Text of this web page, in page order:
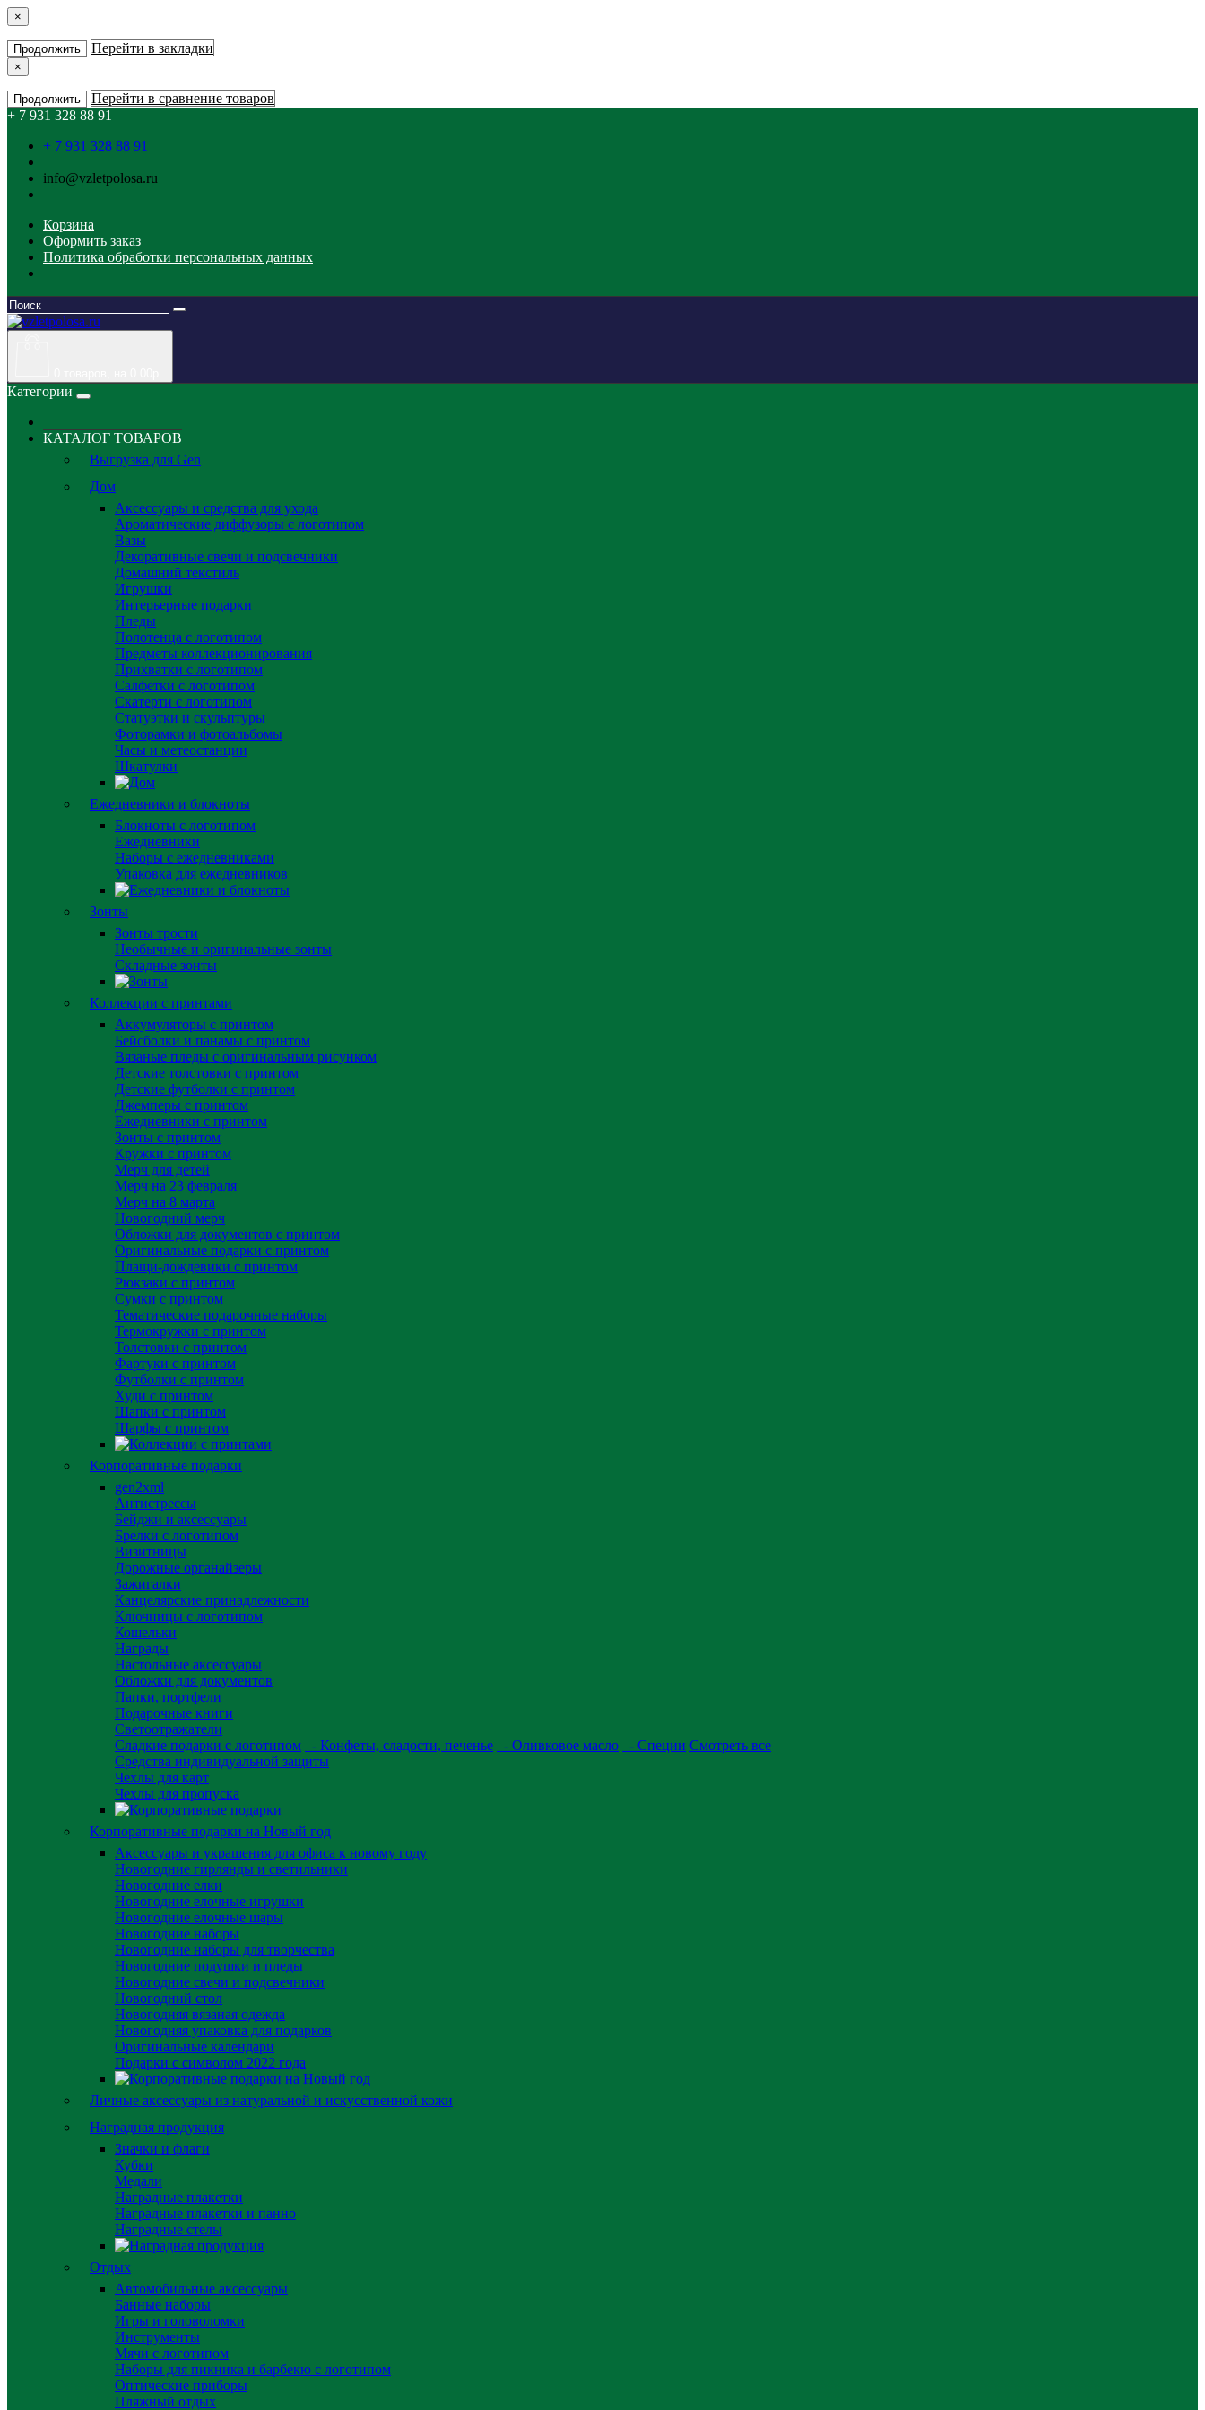
×
Продолжить Перейти в закладки
×
Продолжить
Перейти в сравнение товаров
+ 7 931 328 88 91
+ 7 931 328 88 91
info@vzletpolosa.ru
Корзина
Оформить заказ
Политика обработки персональных данных
Категории
КАТАЛОГ ТОВАРОВ
Выгрузка для Gen
Дом
Аксессуары и средства для ухода
Ароматические диффузоры с логотипом
Вазы
Декоративные свечи и подсвечники
Домашний текстиль
Игрушки
Интерьерные подарки
Пледы
Полотенца с логотипом
Предметы коллекционирования
Прихватки с логотипом
Салфетки с логотипом
Скатерти с логотипом
Статуэтки и скульптуры
Фоторамки и фотоальбомы
Часы и метеостанции
Шкатулки
Ежедневники и блокноты
Блокноты с логотипом
Ежедневники
Наборы с ежедневниками
Упаковка для ежедневников
Зонты
Зонты трости
Необычные и оригинальные зонты
Складные зонты
Коллекции с принтами
Аккумуляторы с принтом
Бейсболки и панамы с принтом
Вязаные пледы с оригинальным рисунком
Детские толстовки с принтом
Детские футболки с принтом
Джемперы с принтом
Ежедневники с принтом
Зонты с принтом
Кружки с принтом
Мерч для детей
Мерч на 23 февраля
Мерч на 8 марта
Новогодний мерч
Обложки для документов с принтом
Оригинальные подарки с принтом
Плащи-дождевики с принтом
Рюкзаки с принтом
Сумки с принтом
Тематические подарочные наборы
Термокружки с принтом
Толстовки с принтом
Фартуки с принтом
Футболки с принтом
Худи с принтом
Шапки с принтом
Шарфы с принтом
Корпоративные подарки
gen2xml
Антистрессы
Бейджи и аксессуары
Брелки с логотипом
Визитницы
Дорожные органайзеры
Зажигалки
Канцелярские принадлежности
Ключницы с логотипом
Кошельки
Награды
Настольные аксессуары
Обложки для документов
Папки, портфели
Подарочные книги
Светоотражатели
Сладкие подарки с логотипом
- Конфеты, сладости, печенье - Оливковое масло - Специи Смотреть все
Средства индивидуальной защиты
Чехлы для карт
Чехлы для пропуска
Корпоративные подарки на Новый год
Аксессуары и украшения для офиса к новому году
Новогодние гирлянды и светильники
Новогодние елки
Новогодние елочные игрушки
Новогодние елочные шары
Новогодние наборы
Новогодние наборы для творчества
Новогодние подушки и пледы
Новогодние свечи и подсвечники
Новогодний стол
Новогодняя вязаная одежда
Новогодняя упаковка для подарков
Оригинальные календари
Подарки с символом 2022 года
Личные аксессуары из натуральной и искусственной кожи
Наградная продукция
Значки и флаги
Кубки
Медали
Наградные плакетки
Наградные плакетки и панно
Наградные стелы
Отдых
Автомобильные аксессуары
Банные наборы
Игры и головоломки
Инструменты
Мячи с логотипом
Наборы для пикника и барбекю с логотипом
Оптические приборы
Пляжный отдых